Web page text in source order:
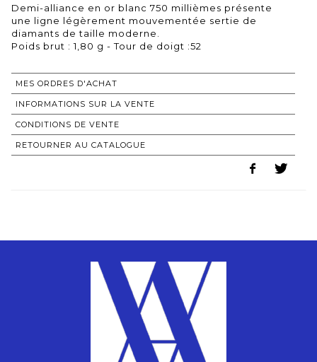
Demi-alliance en or blanc 750 millièmes présente
une ligne légèrement mouvementée sertie de
diamants de taille moderne.
Poids brut : 1,80 g - Tour de doigt :52
MES ORDRES D'ACHAT
INFORMATIONS SUR LA VENTE
CONDITIONS DE VENTE
RETOURNER AU CATALOGUE